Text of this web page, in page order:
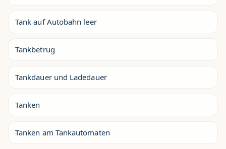
Tank auf Autobahn leer
Tankbetrug
Tankdauer und Ladedauer
Tanken
Tanken am Tankautomaten